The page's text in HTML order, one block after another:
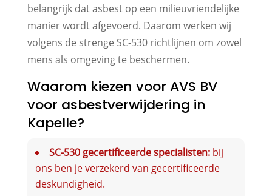
belangrijk dat asbest op een milieuvriendelijke
manier wordt afgevoerd. Daarom werken wij
volgens de strenge SC-530 richtlijnen om zowel
mens als omgeving te beschermen.
Waarom kiezen voor AVS BV
voor asbestverwijdering in
Kapelle?
SC-530 gecertificeerde specialisten:bij
ons ben je verzekerd van gecertificeerde
deskundigheid.